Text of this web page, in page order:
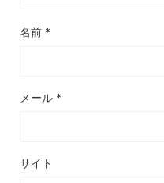
名前 *
メール *
サイト